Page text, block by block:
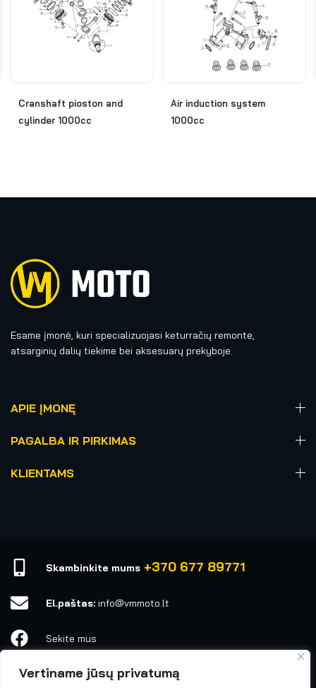
Vertiname jūsų privatumą
Cranshaft pioston and
cylinder 1000cc
Air induction system
1000cc
Esame įmonė, kuri specializuojasi keturračių remonte,
atsarginių dalių tiekime bei aksesuarų prekyboje.
APIE ĮMONĘ
PAGALBA IR PIRKIMAS
KLIENTAMS
Skambinkite mums +370 677 89771
El.paštas: info@vmmoto.lt
Sekite mus
vmmoto1